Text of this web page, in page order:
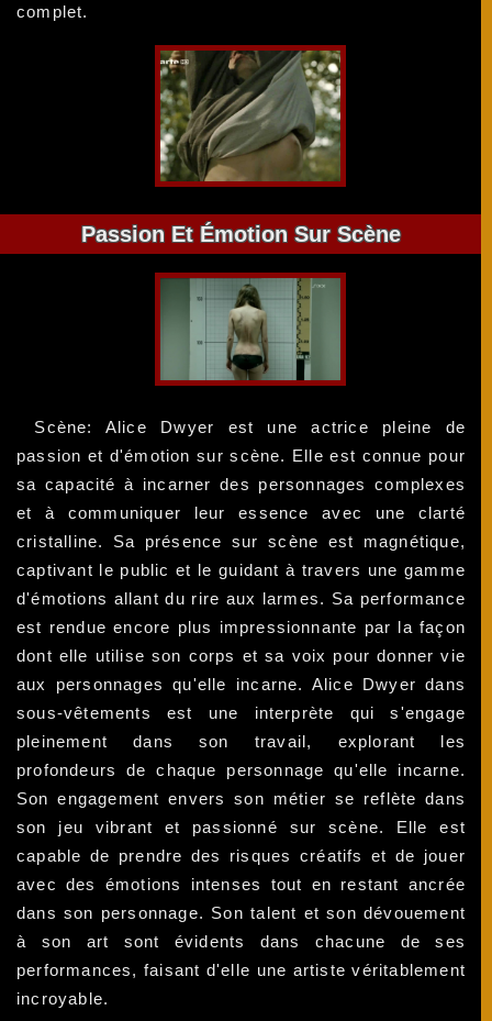
complet.
Passion Et Émotion Sur Scène
Scène: Alice Dwyer est une actrice pleine de
passion et d'émotion sur scène. Elle est connue pour
sa capacité à incarner des personnages complexes
et à communiquer leur essence avec une clarté
cristalline. Sa présence sur scène est magnétique,
captivant le public et le guidant à travers une gamme
d'émotions allant du rire aux larmes. Sa performance
est rendue encore plus impressionnante par la façon
dont elle utilise son corps et sa voix pour donner vie
aux personnages qu'elle incarne. Alice Dwyer dans
sous-vêtements est une interprète qui s'engage
pleinement dans son travail, explorant les
profondeurs de chaque personnage qu'elle incarne.
Son engagement envers son métier se reflète dans
son jeu vibrant et passionné sur scène. Elle est
capable de prendre des risques créatifs et de jouer
avec des émotions intenses tout en restant ancrée
dans son personnage. Son talent et son dévouement
à son art sont évidents dans chacune de ses
performances, faisant d'elle une artiste véritablement
incroyable.